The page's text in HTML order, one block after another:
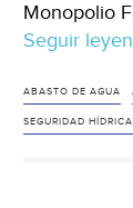
Monopolio
Seguir
ABASTO DE AGUA
SEGURIDAD HÍDRICA